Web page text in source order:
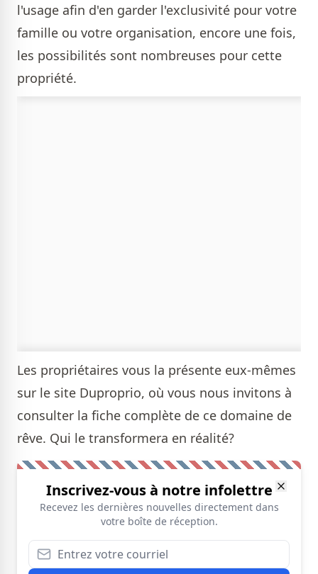
l'usage afin d'en garder l'exclusivité pour votre
famille ou votre organisation, encore une fois,
les possibilités sont nombreuses pour cette
propriété.
Les propriétaires vous la présente eux-mêmes
sur le site Duproprio, où vous nous invitons à
consulter la fiche complète de ce domaine de
rêve. Qui le transformera en réalité?
Inscrivez-vous à notre infolettre
Recevez les dernières nouvelles directement dans
votre boîte de réception.